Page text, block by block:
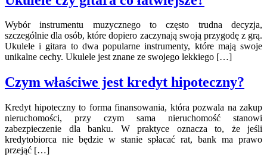
Wybór instrumentu muzycznego to często trudna decyzja,
szczególnie dla osób, które dopiero zaczynają swoją przygodę z grą.
Ukulele i gitara to dwa popularne instrumenty, które mają swoje
unikalne cechy. Ukulele jest znane ze swojego lekkiego […]
Czym właściwe jest kredyt hipoteczny?
Kredyt hipoteczny to forma finansowania, która pozwala na zakup
nieruchomości, przy czym sama nieruchomość stanowi
zabezpieczenie dla banku. W praktyce oznacza to, że jeśli
kredytobiorca nie będzie w stanie spłacać rat, bank ma prawo
przejąć […]